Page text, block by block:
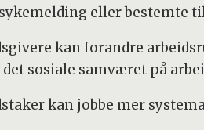
eller bestemte
kan forandre
sosiale samværet på
kan jobbe mer